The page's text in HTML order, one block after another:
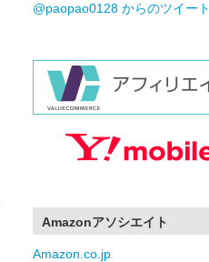
@paopao0128 からのツイート
Amazonアソシエイト
Amazon.co.jp